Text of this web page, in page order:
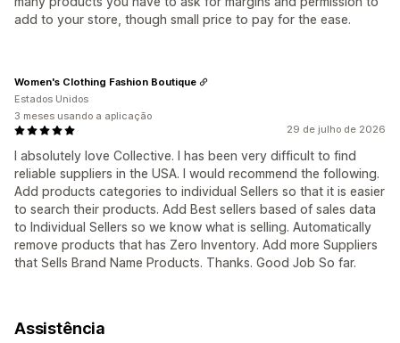
add to your store, though small price to pay for the ease.
29 de julho de 2026
I absolutely love Collective. I has been very difficult to find
reliable suppliers in the USA. I would recommend the following.
Add products categories to individual Sellers so that it is easier
to search their products. Add Best sellers based of sales data
to Individual Sellers so we know what is selling. Automatically
remove products that has Zero Inventory. Add more Suppliers
that Sells Brand Name Products. Thanks. Good Job So far.
Women's Clothing Fashion Boutique
Estados Unidos
3 meses usando a aplicação
Assistência